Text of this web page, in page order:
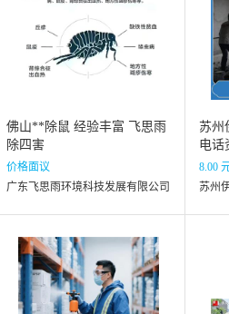
佛山**除鼠 经验丰富 飞思雨
除四害
价格面议
广东飞思雨环境科技发展有限公司
苏州
电话
8.00
苏州